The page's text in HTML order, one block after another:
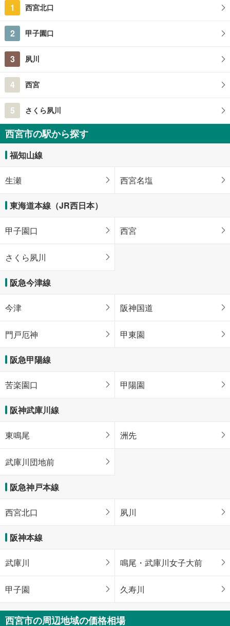
1 西宮北口
2 甲子園口
3 夙川
4 西宮
5 さくら夙川
西宮市の駅から探す
福知山線
生瀬 西宮名塩
東海道本線（JR西日本）
甲子園口 西宮
さくら夙川
阪急今津線
今津 阪神国道
門戸厄神 甲東園
阪急甲陽線
苦楽園口 甲陽園
阪神武庫川線
東鳴尾 洲先
武庫川団地前
阪急神戸本線
西宮北口 夙川
阪神本線
武庫川 鳴尾・武庫川女子大前
甲子園 久寿川
西宮市の周辺地域の価格相場